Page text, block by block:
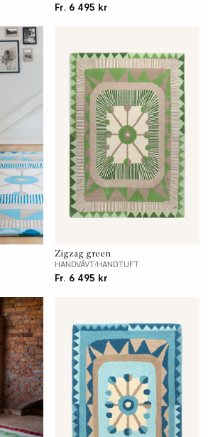
Fr. 6 495 kr
Zigzag green
HANDVÄVT/HANDTUFT
Fr. 6 495 kr